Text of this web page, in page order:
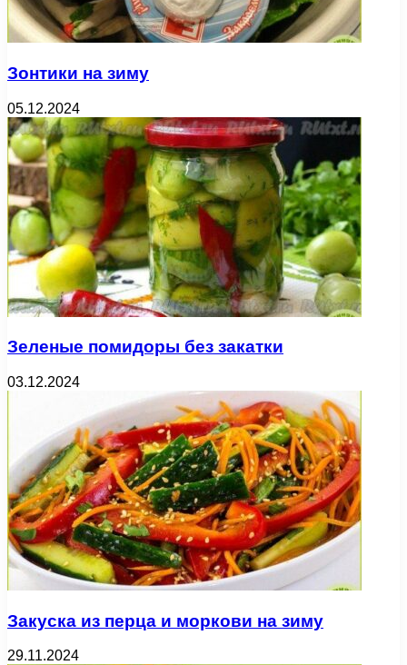
Зонтики на зиму
05.12.2024
Зеленые помидоры без закатки
03.12.2024
Закуска из перца и моркови на зиму
29.11.2024